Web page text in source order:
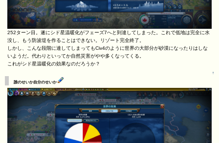
252ターン目。遂にシド星温暖化がフェーズ7へと到達してしまった。これで低地は完全に水
没し、もう防波堤を作ることはできない。リゾート完全終了。
しかし、こんな段階に達してしまってもCiv4のように世界の大部分が砂漠になったりはしな
いようだ。代わりといってか自然災害がやや多くなってくる。
これがシド星温暖化の効果なのだろうか？
↑
誰のせいか自分のせいか